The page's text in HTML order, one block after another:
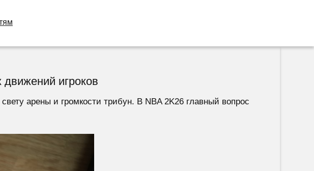
игроков
арены и громкости трибун. В NBA 2K26 главный вопрос